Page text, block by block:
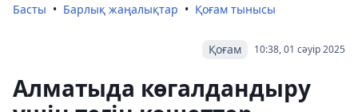
Басты Барлық жаңалықтар Қоғам тынысы
10:38, 01 сәуір 2025
Қоғам
Алматыда көгалдандыру